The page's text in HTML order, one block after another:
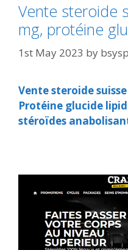
Vente steroide
mg, protéine
1st May 2023 by
Vente steroide
Protéine glucide
stéroïdes